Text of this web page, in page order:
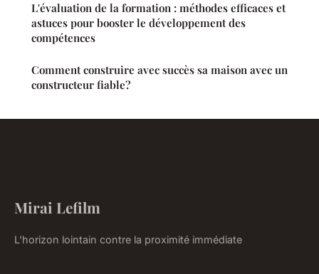
L'évaluation de la formation : méthodes efficaces et
astuces pour booster le développement des
compétences
Comment construire avec succès sa maison avec un
constructeur fiable?
Mirai Lefilm
L'horizon lointain contre la proximité immédiate